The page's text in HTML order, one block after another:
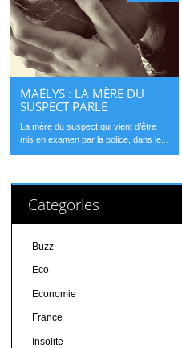
MAËLYS : LA MÈRE DU
SUSPECT PARLE
La mère du suspect qui vient d’être
mis en examen par la police, dans le...
Categories
Buzz
Eco
Economie
France
Insolite